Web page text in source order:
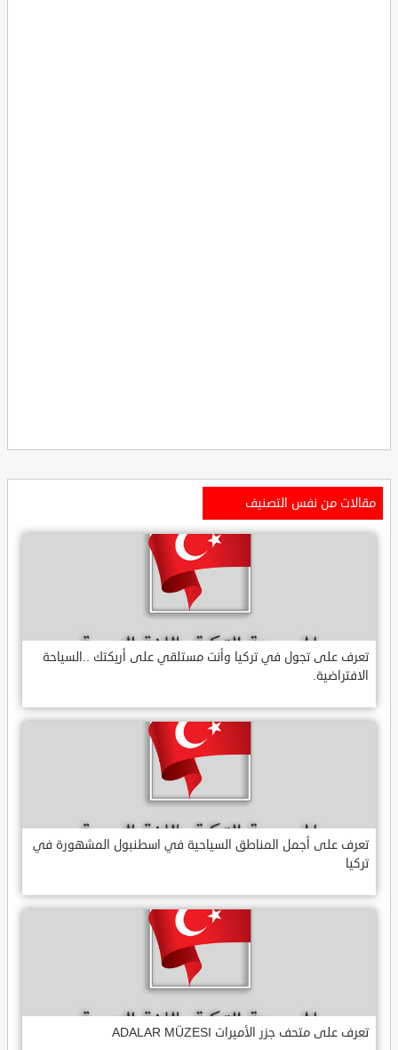
مقالات من نفس التصنيف
تعرف على تجول في تركيا وأنت مستلقي على أريكتك ..السياحة
الافتراضية.
تعرف على أجمل المناطق السياحية في اسطنبول المشهورة في
تركيا
تعرف على متحف جزر الأميرات ADALAR MÜZESI